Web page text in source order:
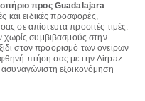
προς Guadalajara
και ειδικές προσφορές,
σε απίστευτα προσιτές τιμές.
χωρίς συμβιβασμούς στην
στον προορισμό των ονείρων
φθηνή πτήση σας με την Airpaz
ασυναγώνιστη εξοικονόμηση